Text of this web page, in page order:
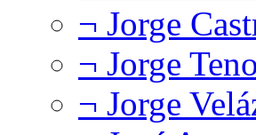
¬ Jorge
¬ Jorge
¬ Jorge